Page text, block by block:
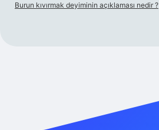
Burun kıvırmak deyiminin açıklaması nedir ?